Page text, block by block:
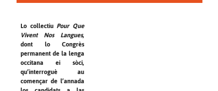
Lo collectiu Pour Que
Vivent Nos Langues,
dont lo Congrès
permanent de la lenga
occitana ei sòci,
qu’interroguè au
començar de l’annada